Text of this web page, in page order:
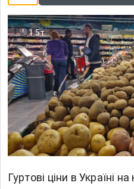
1.5т
Гуртові ціни в Україні